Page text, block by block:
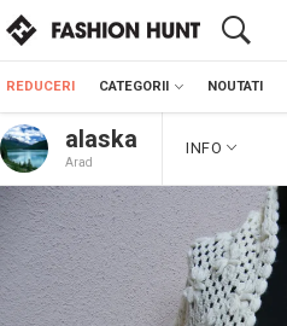
REDUCERI CATEGORII NOUTATI
alaska
Arad
INFO